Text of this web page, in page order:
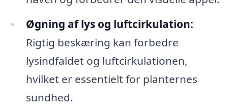
Øgning af lys og luftcirkulation:
Rigtig beskæring kan forbedre
lysindfaldet og luftcirkulationen,
hvilket er essentielt for planternes
sundhed.